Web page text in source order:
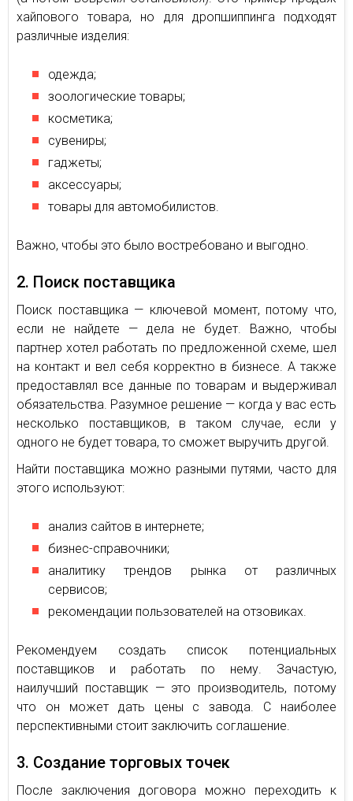
хайпового товара, но для дропшиппинга подходят
различные изделия:
одежда;
зоологические товары;
косметика;
сувениры;
гаджеты;
аксессуары;
товары для автомобилистов.
Важно, чтобы это было востребовано и выгодно.
2. Поиск поставщика
Поиск поставщика — ключевой момент, потому что,
если не найдете — дела не будет. Важно, чтобы
партнер хотел работать по предложенной схеме, шел
на контакт и вел себя корректно в бизнесе. А также
предоставлял все данные по товарам и выдерживал
обязательства. Разумное решение — когда у вас есть
несколько поставщиков, в таком случае, если у
одного не будет товара, то сможет выручить другой.
Найти поставщика можно разными путями, часто для
этого используют:
анализ сайтов в интернете;
бизнес-справочники;
аналитику трендов рынка от различных
сервисов;
рекомендации пользователей на отзовиках.
Рекомендуем создать список потенциальных
поставщиков и работать по нему. Зачастую,
наилучший поставщик — это производитель, потому
что он может дать цены с завода. С наиболее
перспективными стоит заключить соглашение.
3. Создание торговых точек
После заключения договора можно переходить к